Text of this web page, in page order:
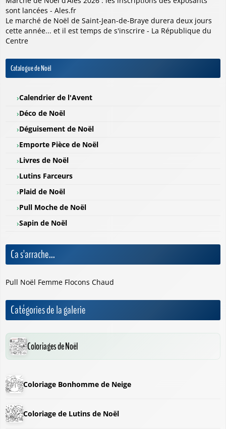
sont lancées - Ales.fr
Le marché de Noël de Saint-Jean-de-Braye durera deux jours
cette année... et il est temps de s'inscrire - La République du
Centre
Catalogue de Noël
Calendrier de l'Avent
Déco de Noël
Déguisement de Noël
Emporte Pièce de Noël
Livres de Noël
Lutins Farceurs
Plaid de Noël
Pull Moche de Noël
Sapin de Noël
Ca s'arrache...
Pull Noël Femme Flocons Chaud
Catégories de la galerie
Coloriages de Noël
Coloriage Bonhomme de Neige
Coloriage de Lutins de Noël